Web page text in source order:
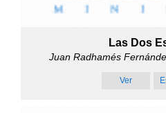
Las Dos
Juan Radhamés
Ver